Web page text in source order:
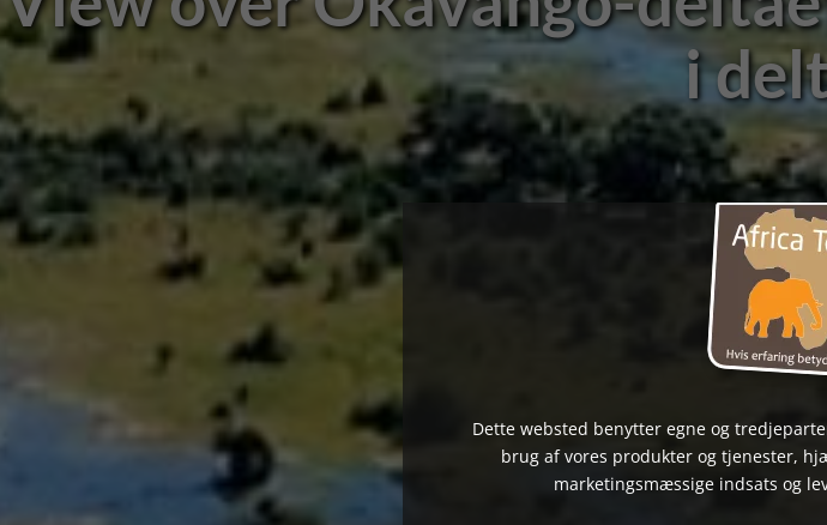
Kom tæt på de mange
Dette websted benytter egne og
brug af vores produkter og tjenester,
marketingsmæssige indsats og